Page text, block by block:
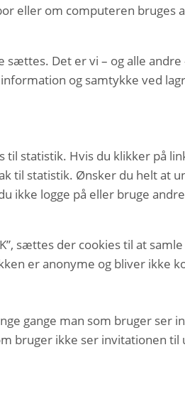
eller om computeren bruges
Det er vi – og alle
og samtykke ved
statistik. Hvis du klikker på
til statistik. Ønsker du helt at
ikke logge på eller bruge
sættes der cookies til at
er anonyme og bliver ikke
gange man som bruger ser
bruger ikke ser invitationen